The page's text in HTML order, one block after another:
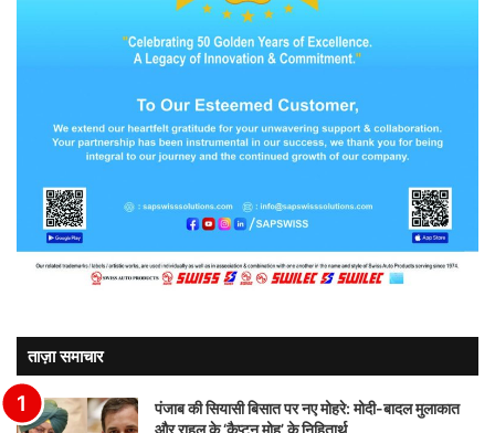
ताज़ा समाचार
पंजाब की सियासी बिसात पर नए मोहरे: मोदी-बादल मुलाकात
और राहुल के ‘कैप्टन मोह’ के निहितार्थ